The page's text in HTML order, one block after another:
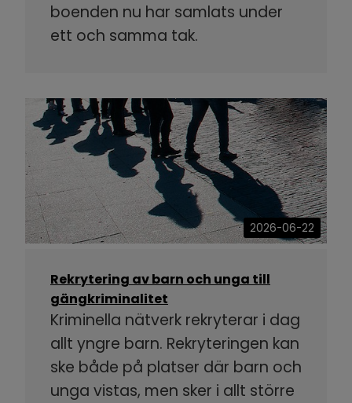
boenden nu har samlats under
ett och samma tak.
2026-06-22
Rekrytering av barn och unga till
gängkriminalitet
Kriminella nätverk rekryterar i dag
allt yngre barn. Rekryteringen kan
ske både på platser där barn och
unga vistas, men sker i allt större